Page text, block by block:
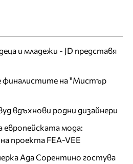
и младежи - JD представя
финалистите на "Мистър
вдъхнови родни дизайнери
европейската мода:
проекта FEA-VEE
Ада Сорентино гостува